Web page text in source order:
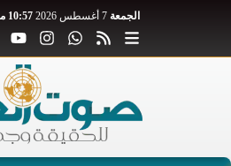
الجمعة 7 أغسطس 2026 10:57 مـ